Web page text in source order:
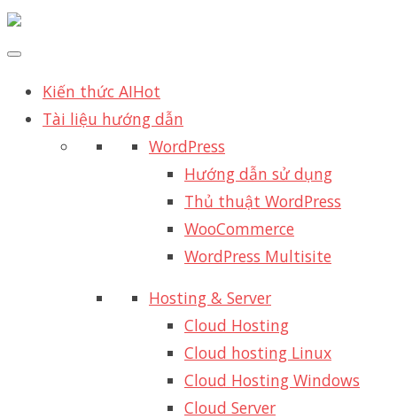
Kiến thức AIHot
Tài liệu hướng dẫn
WordPress
Hướng dẫn sử dụng
Thủ thuật WordPress
WooCommerce
WordPress Multisite
Hosting & Server
Cloud Hosting
Cloud hosting Linux
Cloud Hosting Windows
Cloud Server